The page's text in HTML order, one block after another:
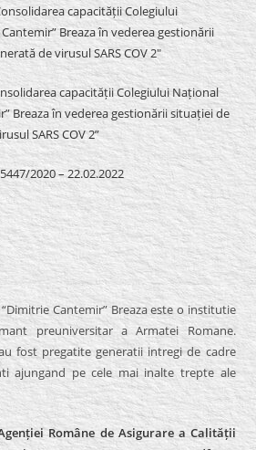
capacității Colegiului
Breaza în vederea gestionării
de virusul SARS COV 2″
capacității Colegiului Național
Breaza în vederea gestionării situației de
SARS COV 2”
2020 – 22.02.2022
Cantemir” Breaza este o institutie
preuniversitar a Armatei Romane.
fost pregatite generatii intregi de cadre
ajungand pe cele mai inalte trepte ale
Române de Asigurare a Calității